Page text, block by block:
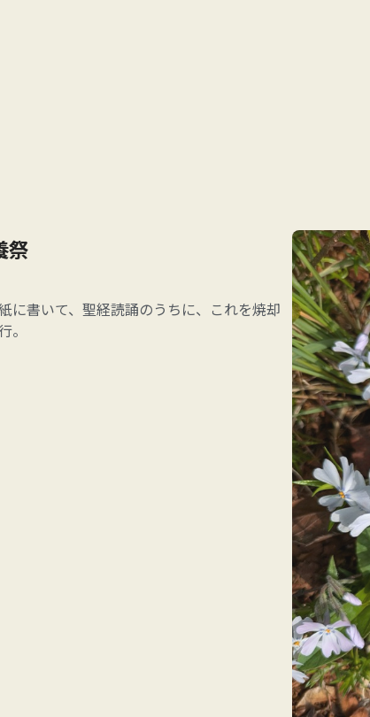
祭
いています。
に書いて、聖経読誦のうちに、これを焼却
して「祈る人」が心を合わせて、相手の幸
言葉を繰り返して唱え、神の愛の現れとし
わせる行事です。
、「人型」を媒介として、一年間の罪・